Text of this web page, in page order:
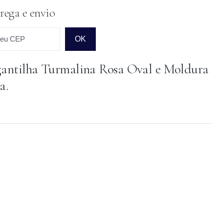
e envio
CEP OK
para o CEPTurmalina Rosa Oval e Moldura